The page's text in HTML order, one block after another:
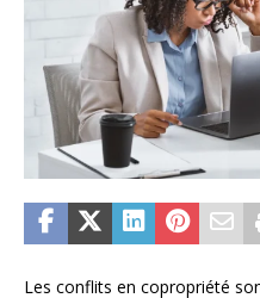
Les conflits en copropriété